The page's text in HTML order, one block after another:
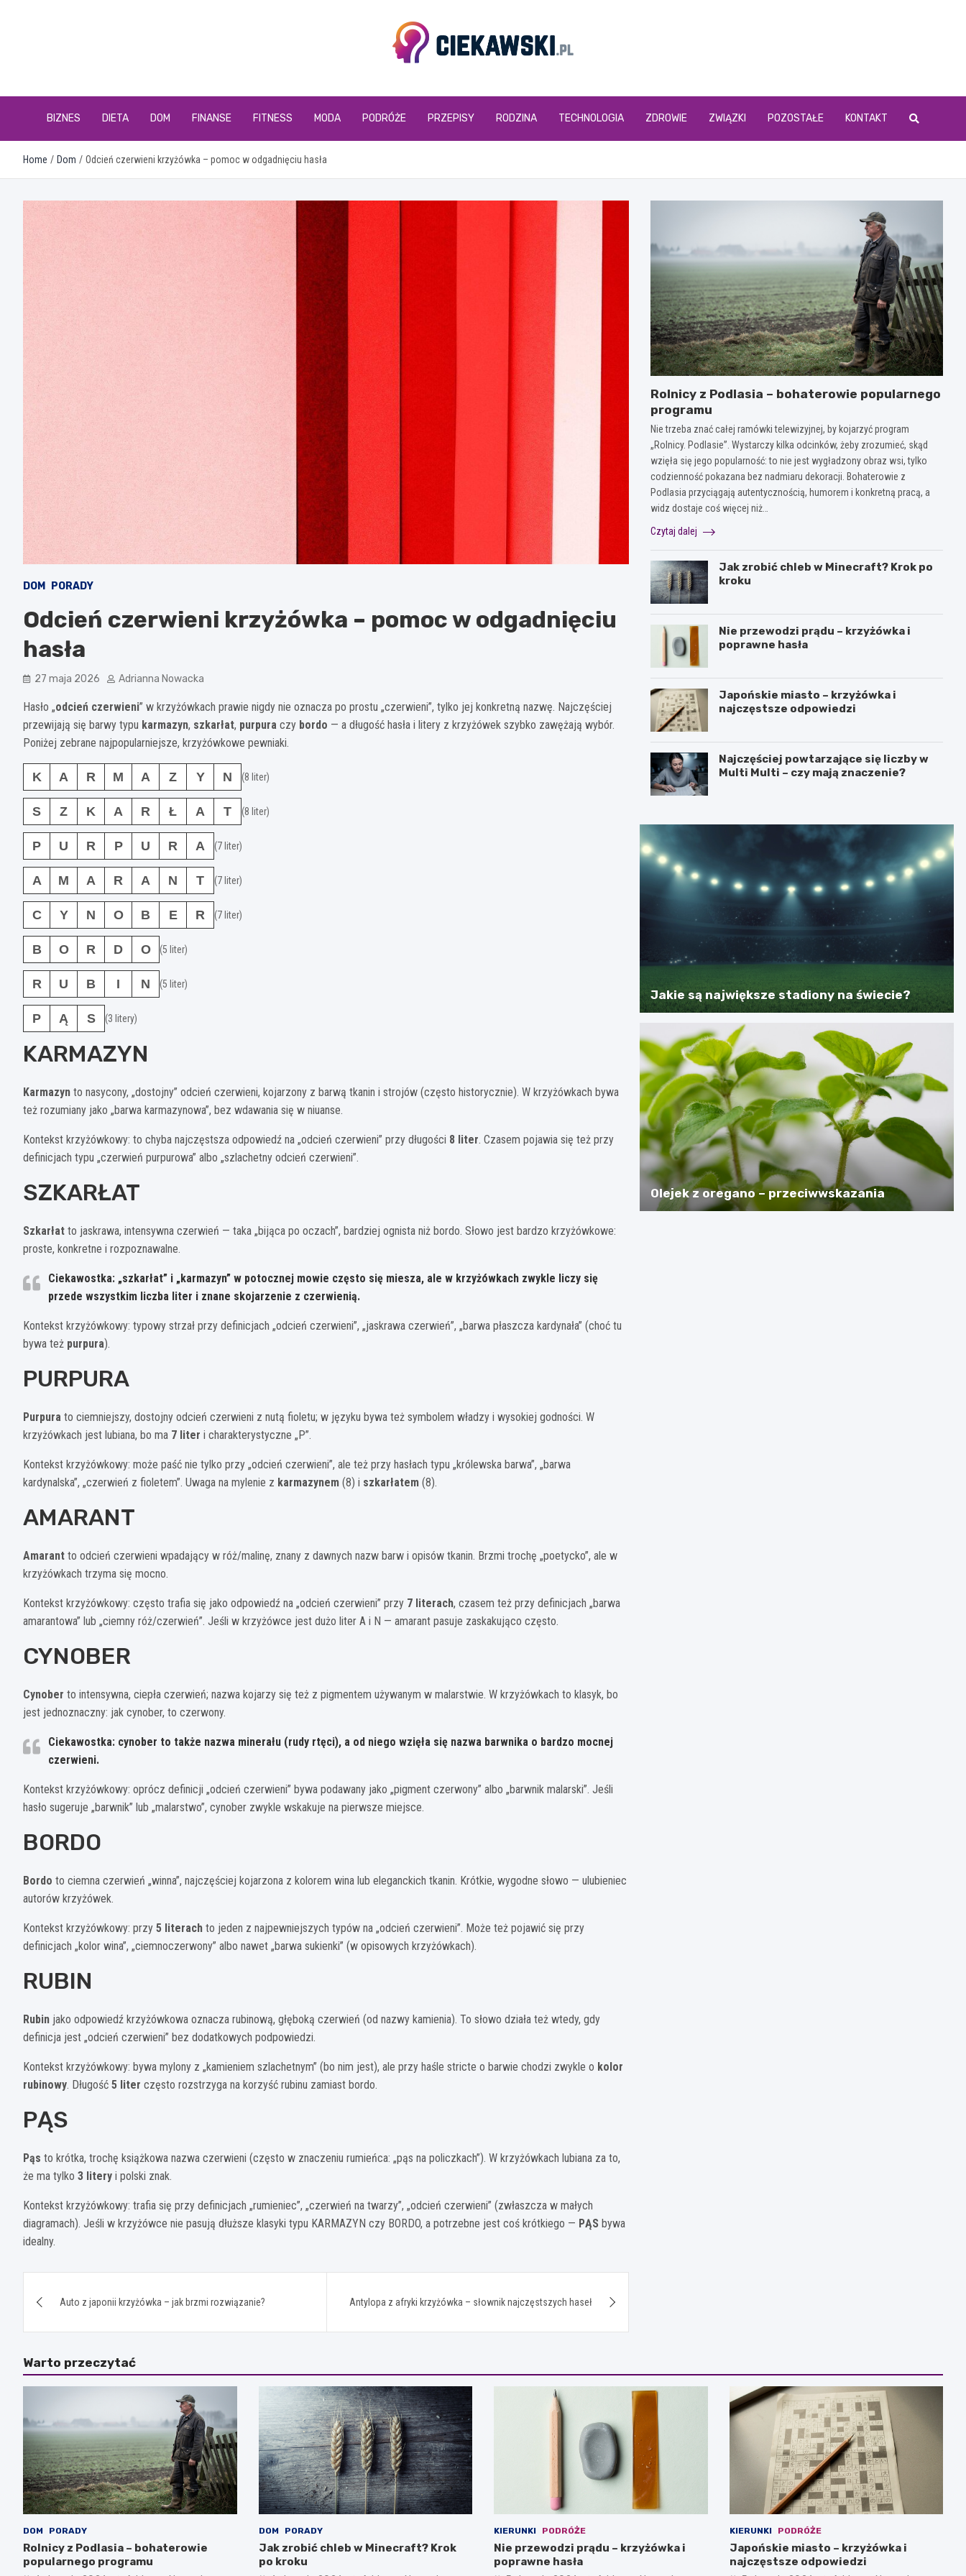
ciekawski.pl
BIZNES DIETA DOM FINANSE FITNESS MODA PODRÓŻE PRZEPISY RODZINA TECHNOLOGIA ZDROWIE ZWIĄZKI POZOSTAŁE KONTAKT
Home Dom Odcień czerwieni krzyżówka – pomoc w odgadnięciu hasła
DOM PORADY
Odcień czerwieni krzyżówka – pomoc w odgadnięciu
hasła
27 maja 2026 Adrianna Nowacka
Hasło „odcień czerwieni” w krzyżówkach prawie nigdy nie oznacza po prostu „czerwieni”, tylko jej konkretną nazwę. Najczęściej
przewijają się barwy typu karmazyn, szkarłat, purpura czy bordo — a długość hasła i litery z krzyżówek szybko zawężają wybór.
Poniżej zebrane najpopularniejsze, krzyżówkowe pewniaki.
K A R M A Z Y N (8 liter)
S Z K A R Ł A T (8 liter)
P U R P U R A (7 liter)
A M A R A N T (7 liter)
C Y N O B E R (7 liter)
B O R D O (5 liter)
R U B I N (5 liter)
P Ą S (3 litery)
KARMAZYN
Karmazyn to nasycony, „dostojny” odcień czerwieni, kojarzony z barwą tkanin i strojów (często historycznie). W krzyżówkach bywa
też rozumiany jako „barwa karmazynowa”, bez wdawania się w niuanse.
Kontekst krzyżówkowy: to chyba najczęstsza odpowiedź na „odcień czerwieni” przy długości 8 liter. Czasem pojawia się też przy
definicjach typu „czerwień purpurowa” albo „szlachetny odcień czerwieni”.
SZKARŁAT
Szkarłat to jaskrawa, intensywna czerwień — taka „bijąca po oczach”, bardziej ognista niż bordo. Słowo jest bardzo krzyżówkowe:
proste, konkretne i rozpoznawalne.
Ciekawostka: „szkarłat” i „karmazyn” w potocznej mowie często się miesza, ale w krzyżówkach zwykle liczy się
przede wszystkim liczba liter i znane skojarzenie z czerwienią.
Kontekst krzyżówkowy: typowy strzał przy definicjach „odcień czerwieni”, „jaskrawa czerwień”, „barwa płaszcza kardynała” (choć tu
bywa też purpura).
PURPURA
Purpura to ciemniejszy, dostojny odcień czerwieni z nutą fioletu; w języku bywa też symbolem władzy i wysokiej godności. W
krzyżówkach jest lubiana, bo ma 7 liter i charakterystyczne „P”.
Kontekst krzyżówkowy: może paść nie tylko przy „odcień czerwieni”, ale też przy hasłach typu „królewska barwa”, „barwa
kardynalska”, „czerwień z fioletem”. Uwaga na mylenie z karmazynem (8) i szkarłatem (8).
AMARANT
Amarant to odcień czerwieni wpadający w róż/malinę, znany z dawnych nazw barw i opisów tkanin. Brzmi trochę „poetycko”, ale w
krzyżówkach trzyma się mocno.
Kontekst krzyżówkowy: często trafia się jako odpowiedź na „odcień czerwieni” przy 7 literach, czasem też przy definicjach „barwa
amarantowa” lub „ciemny róż/czerwień”. Jeśli w krzyżówce jest dużo liter A i N — amarant pasuje zaskakująco często.
CYNOBER
Cynober to intensywna, ciepła czerwień; nazwa kojarzy się też z pigmentem używanym w malarstwie. W krzyżówkach to klasyk, bo
jest jednoznaczny: jak cynober, to czerwony.
Ciekawostka: cynober to także nazwa minerału (rudy rtęci), a od niego wzięła się nazwa barwnika o bardzo mocnej
czerwieni.
Kontekst krzyżówkowy: oprócz definicji „odcień czerwieni” bywa podawany jako „pigment czerwony” albo „barwnik malarski”. Jeśli
hasło sugeruje „barwnik” lub „malarstwo”, cynober zwykle wskakuje na pierwsze miejsce.
BORDO
Bordo to ciemna czerwień „winna”, najczęściej kojarzona z kolorem wina lub eleganckich tkanin. Krótkie, wygodne słowo — ulubieniec
autorów krzyżówek.
Kontekst krzyżówkowy: przy 5 literach to jeden z najpewniejszych typów na „odcień czerwieni”. Może też pojawić się przy
definicjach „kolor wina”, „ciemnoczerwony” albo nawet „barwa sukienki” (w opisowych krzyżówkach).
RUBIN
Rubin jako odpowiedź krzyżówkowa oznacza rubinową, głęboką czerwień (od nazwy kamienia). To słowo działa też wtedy, gdy
definicja jest „odcień czerwieni” bez dodatkowych podpowiedzi.
Kontekst krzyżówkowy: bywa mylony z „kamieniem szlachetnym” (bo nim jest), ale przy haśle stricte o barwie chodzi zwykle o kolor
rubinowy. Długość 5 liter często rozstrzyga na korzyść rubinu zamiast bordo.
PĄS
Pąs to krótka, trochę książkowa nazwa czerwieni (często w znaczeniu rumieńca: „pąs na policzkach”). W krzyżówkach lubiana za to,
że ma tylko 3 litery i polski znak.
Kontekst krzyżówkowy: trafia się przy definicjach „rumieniec”, „czerwień na twarzy”, „odcień czerwieni” (zwłaszcza w małych
diagramach). Jeśli w krzyżówce nie pasują dłuższe klasyki typu KARMAZYN czy BORDO, a potrzebne jest coś krótkiego — PĄS bywa
idealny.
wpisuAuto z japonii krzyżówka – jak brzmi rozwiązanie? Antylopa z afryki krzyżówka – słownik najczęstszych haseł
Rolnicy z Podlasia – bohaterowie popularnego
programu
Nie trzeba znać całej ramówki telewizyjnej, by kojarzyć program
„Rolnicy. Podlasie”. Wystarczy kilka odcinków, żeby zrozumieć, skąd
wzięła się jego popularność: to nie jest wygładzony obraz wsi, tylko
codzienność pokazana bez nadmiaru dekoracji. Bohaterowie z
Podlasia przyciągają autentycznością, humorem i konkretną pracą, a
widz dostaje coś więcej niż…
Czytaj dalej
Jak zrobić chleb w Minecraft? Krok po
kroku
Nie przewodzi prądu – krzyżówka i
poprawne hasła
Japońskie miasto – krzyżówka i
najczęstsze odpowiedzi
Najczęściej powtarzające się liczby w
Multi Multi – czy mają znaczenie?
Jakie są największe stadiony na świecie?
Olejek z oregano – przeciwwskazania
Warto przeczytać
DOM PORADY
Rolnicy z Podlasia – bohaterowie
popularnego programu
DOM PORADY
Jak zrobić chleb w Minecraft? Krok
po kroku
KIERUNKI PODRÓŻE
Nie przewodzi prądu – krzyżówka i
poprawne hasła
KIERUNKI PODRÓŻE
Japońskie miasto – krzyżówka i
najczęstsze odpowiedzi